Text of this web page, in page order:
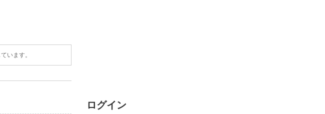
います。
ログイン